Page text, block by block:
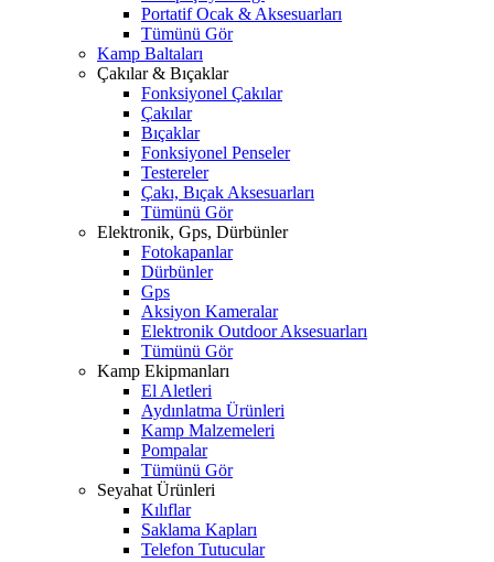
Portatif Ocak & Aksesuarları
Tümünü Gör
Kamp Baltaları
Çakılar & Bıçaklar
Fonksiyonel Çakılar
Çakılar
Bıçaklar
Fonksiyonel Penseler
Testereler
Çakı, Bıçak Aksesuarları
Tümünü Gör
Elektronik, Gps, Dürbünler
Fotokapanlar
Dürbünler
Gps
Aksiyon Kameralar
Elektronik Outdoor Aksesuarları
Tümünü Gör
Kamp Ekipmanları
El Aletleri
Aydınlatma Ürünleri
Kamp Malzemeleri
Pompalar
Tümünü Gör
Seyahat Ürünleri
Kılıflar
Saklama Kapları
Telefon Tutucular